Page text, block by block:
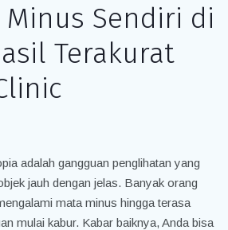
Minus Sendiri di
Terakurat
adalah gangguan penglihatan yang
jauh dengan jelas. Banyak orang
mata minus hingga terasa
mulai kabur. Kabar baiknya, Anda bisa